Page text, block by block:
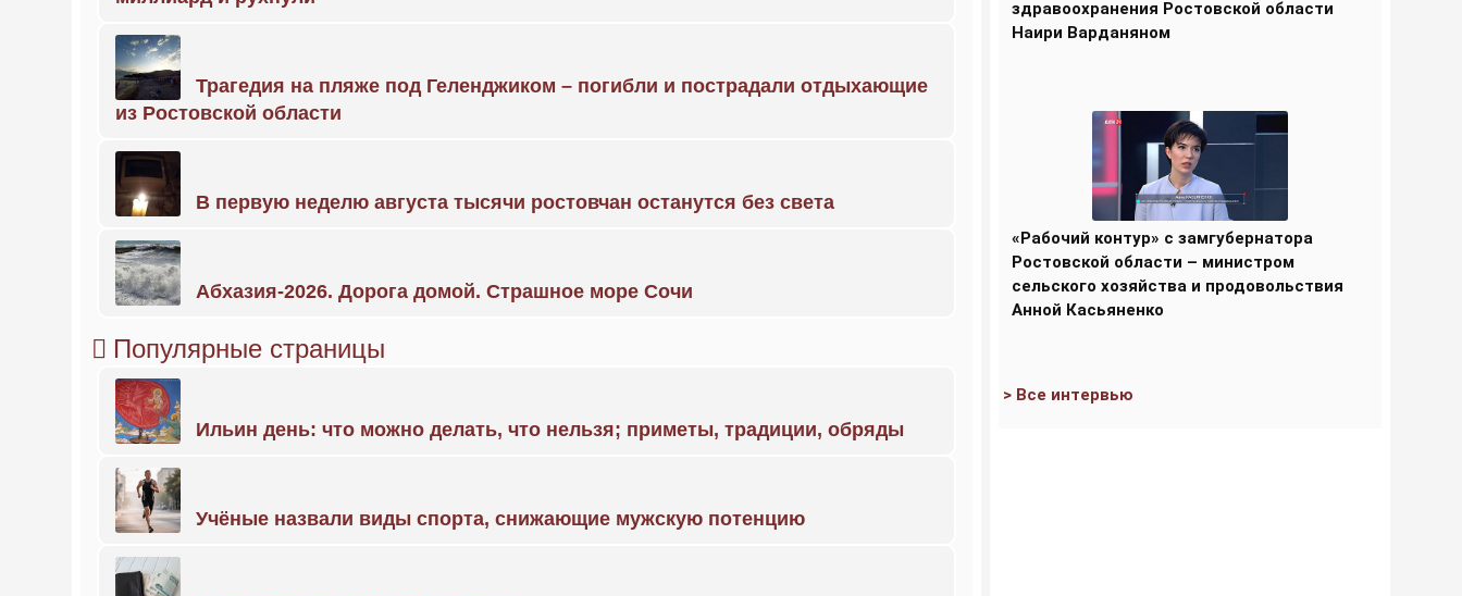
Трагедия на пляже под Геленджиком – погибли и пострадали отдыхающие
из Ростовской области
В первую неделю августа тысячи ростовчан останутся без света
Абхазия-2026. Дорога домой. Страшное море Сочи
Популярные страницы
Ильин день: что можно делать, что нельзя; приметы, традиции, обряды
Учёные назвали виды спорта, снижающие мужскую потенцию
здравоохранения Ростовской области
Наири Варданяном
«Рабочий контур» с замгубернатора
Ростовской области – министром
сельского хозяйства и продовольствия
Анной Касьяненко
> Все интервью